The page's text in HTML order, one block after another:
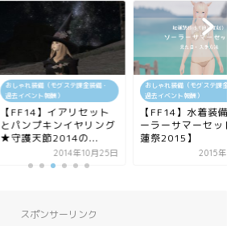
おしゃれ装備（モグステ課金装備・
過去イベント報酬）
【FF14】イアリセット
とパンプキンイヤリング
★守護天節2014の...
2014年10月25日
おしゃれ装備（モグステ課金装
過去イベント報酬）
【FF14】水着装備
ーラーサマーセット
蓮祭2015】
2015年8
スポンサーリンク